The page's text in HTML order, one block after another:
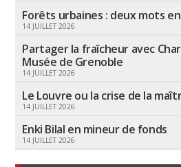
Forêts urbaines : deux mots
14 JUILLET 2026
Partager la fraîcheur avec
Musée de Grenoble
14 JUILLET 2026
Le Louvre ou la crise de la
14 JUILLET 2026
Enki Bilal en mineur de fonds
14 JUILLET 2026